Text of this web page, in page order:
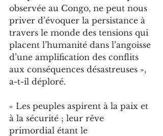
observée au Congo, ne peut nous
priver d’évoquer la persistance à
travers le monde des tensions qui
placent l’humanité dans l’angoisse
d’une amplification des conflits
aux conséquences désastreuses »,
a-t-il déploré.
« Les peuples aspirent à la paix et
à la sécurité ; leur rêve
primordial étant le